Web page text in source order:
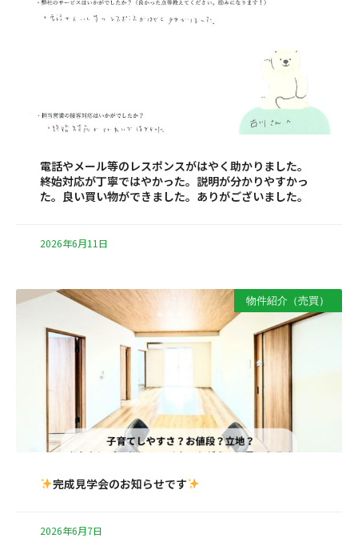
電話やメール等のレスポンスがはやく助かりました。
終始対応が丁寧ではやかった。説明が分かりやすかっ
た。良い買い物ができました。ありがございました。
2026年6月11日
物件紹介（売買）
完成見学会のお知らせです
2026年6月7日